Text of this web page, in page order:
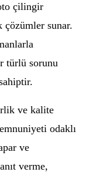
çilingir
sunar.
türlü sorunu
ve kalite
odaklı
ve
verme,